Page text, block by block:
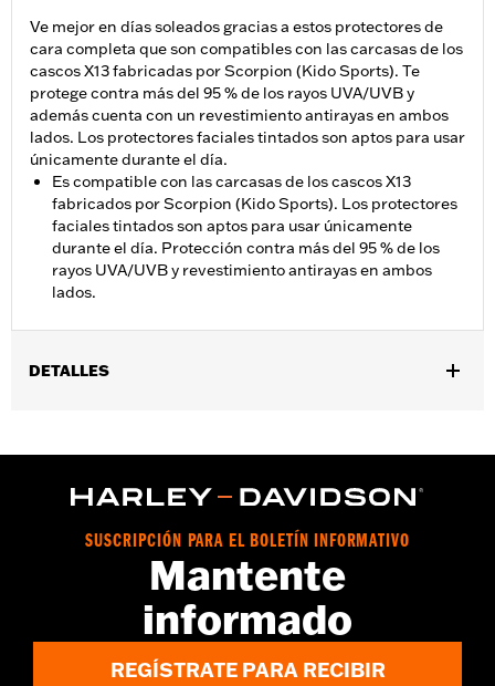
Ve mejor en días soleados gracias a estos protectores de
cara completa que son compatibles con las carcasas de los
cascos X13 fabricadas por Scorpion (Kido Sports). Te
protege contra más del 95 % de los rayos UVA/UVB y
además cuenta con un revestimiento antirayas en ambos
lados. Los protectores faciales tintados son aptos para usar
únicamente durante el día.
Es compatible con las carcasas de los cascos X13
fabricados por Scorpion (Kido Sports). Los protectores
faciales tintados son aptos para usar únicamente
durante el día. Protección contra más del 95 % de los
rayos UVA/UVB y revestimiento antirayas en ambos
lados.
DETALLES
vinRequerido:false
GARANTÍA:1 año de garantía limitada - Consultawww.h-
para obtener más información
SUSCRIPCIÓN PARA EL BOLETÍN INFORMATIVO
Mantente
informado
REGÍSTRATE PARA RECIBIR